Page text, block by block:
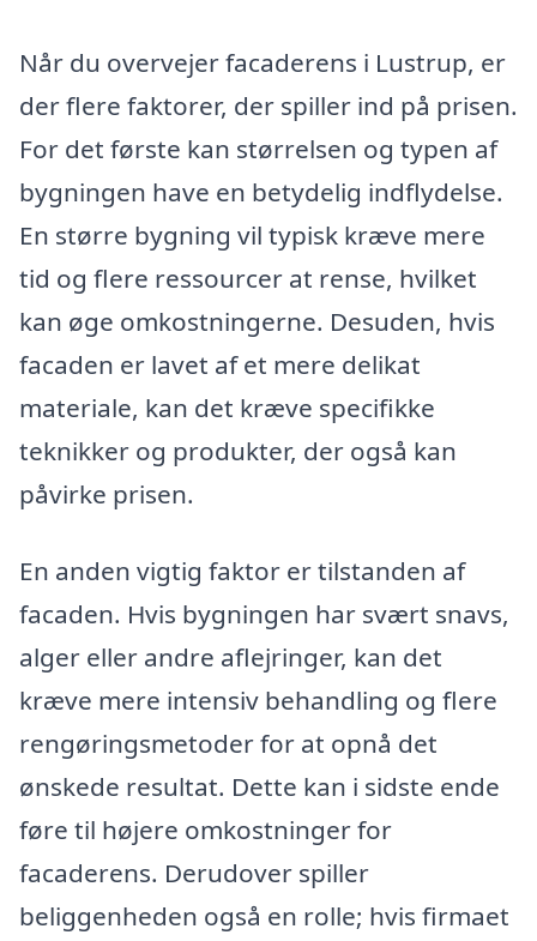
Når du overvejer facaderens i Lustrup, er
der flere faktorer, der spiller ind på prisen.
For det første kan størrelsen og typen af
bygningen have en betydelig indflydelse.
En større bygning vil typisk kræve mere
tid og flere ressourcer at rense, hvilket
kan øge omkostningerne. Desuden, hvis
facaden er lavet af et mere delikat
materiale, kan det kræve specifikke
teknikker og produkter, der også kan
påvirke prisen.
En anden vigtig faktor er tilstanden af
facaden. Hvis bygningen har svært snavs,
alger eller andre aflejringer, kan det
kræve mere intensiv behandling og flere
rengøringsmetoder for at opnå det
ønskede resultat. Dette kan i sidste ende
føre til højere omkostninger for
facaderens. Derudover spiller
beliggenheden også en rolle; hvis firmaet